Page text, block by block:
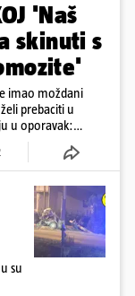
'Naš
skinuti s
imao moždani
prebaciti u
u oporavak:
su